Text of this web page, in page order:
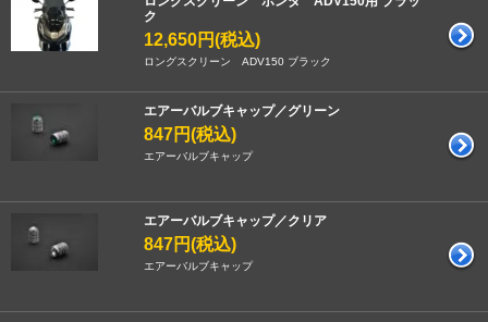
ク
12,650円(税込)
ロングスクリーン ADV150 ブラック
エアーバルブキャップ／グリーン
847円(税込)
エアーバルブキャップ
エアーバルブキャップ／クリア
847円(税込)
エアーバルブキャップ